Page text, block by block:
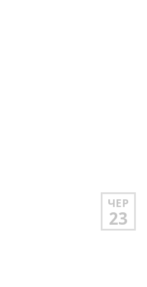
ЧЕР
23